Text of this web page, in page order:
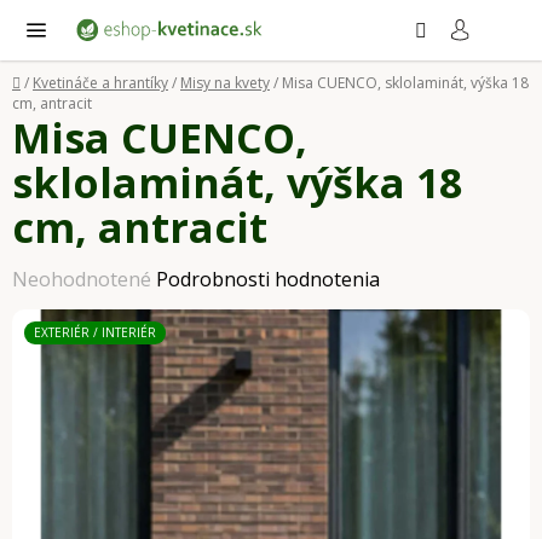
obsah
Domov
/ Kvetináče a hrantíky/ Misy na kvety/ Misa CUENCO, sklolaminát, výška 18
cm, antracit
Misa CUENCO,
sklolaminát, výška 18
cm, antracit
Priemerné
hodnotenie
produktu
Neohodnotené Podrobnosti hodnotenia
EXTERIÉR / INTERIÉR